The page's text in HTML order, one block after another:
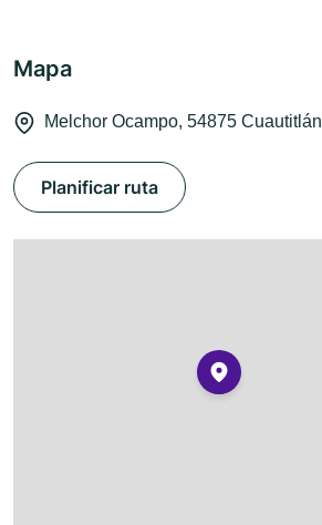
Mapa
Melchor Ocampo, 54875 Cuautitlán
Planificar ruta